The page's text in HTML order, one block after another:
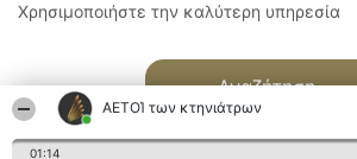
ΑΕΤΟΊ των κτηνιάτρων
01:14
Χρησιμοποιήστε την καλύτερη υπηρεσία
Αναζήτηση